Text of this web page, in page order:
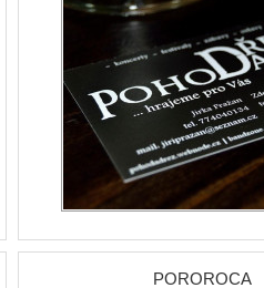
POROROCA